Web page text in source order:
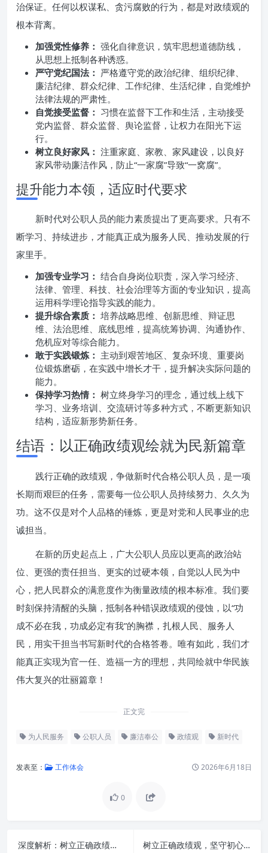
治保证。任何以权谋私、贪污腐败的行为，都是对政绩观的
根本背离。
加强党性修养： 强化自律意识，筑牢思想道德防线，
从思想上抵制各种诱惑。
严守党纪国法： 严格遵守党的政治纪律、组织纪律、
廉洁纪律、群众纪律、工作纪律、生活纪律，自觉维护
法律法规的严肃性。
自觉接受监督： 习惯在监督下工作和生活，主动接受
党内监督、群众监督、舆论监督，让权力在阳光下运
行。
树立良好家风： 注重家庭、家教、家风建设，以良好
家风带动廉洁作风，防止“一家腐”导致“一窝腐”。
提升能力本领，适应时代要求
新时代对公职人员的能力素质提出了更高要求。只有不
断学习、持续进步，才能真正成为服务人民、推动发展的行
家里手。
加强专业学习： 结合自身岗位职责，深入学习经济、
法律、管理、科技、社会治理等方面的专业知识，提高
运用科学理论指导实践的能力。
提升综合素质： 培养战略思维、创新思维、辩证思
维、法治思维、底线思维，提高统筹协调、沟通协作、
危机应对等综合能力。
敢于实践锻炼： 主动到艰苦地区、复杂环境、重要岗
位锻炼磨砺，在实践中增长才干，提升解决实际问题的
能力。
保持学习热情： 树立终身学习的理念，通过线上线下
学习、业务培训、交流研讨等多种方式，不断更新知识
结构，适应新形势新任务。
结语：以正确政绩观绘就为民新篇章
践行正确的政绩观，争做新时代合格公职人员，是一项
长期而艰巨的任务，需要每一位公职人员持续努力、久久为
功。这不仅是对个人品格的锤炼，更是对党和人民事业的忠
诚担当。
在新的历史起点上，广大公职人员应以更高的政治站
位、更强的责任担当、更实的过硬本领，自觉以人民为中
心，把人民群众的满意度作为衡量政绩的根本标准。我们要
时刻保持清醒的头脑，抵制各种错误政绩观的侵蚀，以“功
成不必在我，功成必定有我”的胸襟，扎根人民、服务人
民，用实干担当书写新时代的合格答卷。唯有如此，我们才
能真正实现为官一任、造福一方的理想，共同绘就中华民族
伟大复兴的壮丽篇章！
正文完
为人民服务 公职人员 廉洁奉公 政绩观 新时代
发表至： 工作体会 2026年6月18日
0
深度解析：树立正确政绩理念，锤炼务实工作作风，迈向高质量发展新征程 树立正确政绩观，坚守初心勇担当：新时代干部队伍的铸魂之基